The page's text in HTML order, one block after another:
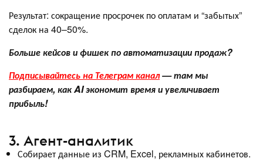
Результат: сокращение просрочек по оплатам и “забытых”
сделок на 40–50%.
Больше кейсов и фишек по автоматизации продаж?
Подписывайтесь на Телеграм канал— там мы
разбираем, как AI экономит время и увеличивает
прибыль!
3. Агент-аналитик
Собирает данные из CRM, Excel, рекламных кабинетов.